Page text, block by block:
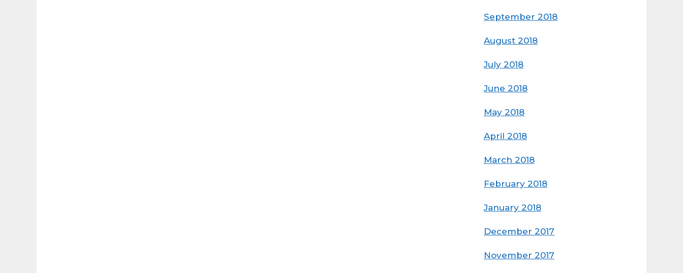
September 2018
August 2018
July 2018
June 2018
May 2018
April 2018
March 2018
February 2018
January 2018
December 2017
November 2017